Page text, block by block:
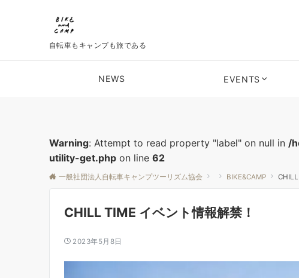
自転車もキャンプも旅である
NEWS EVENTS
Warning: Attempt to read property "label" on null in /
utility-get.php on line 62
一般社団法人自転車キャンプツーリズム協会 BIKE&CAMP
CHILL TIME イベント情報解禁！
2023年5月8日